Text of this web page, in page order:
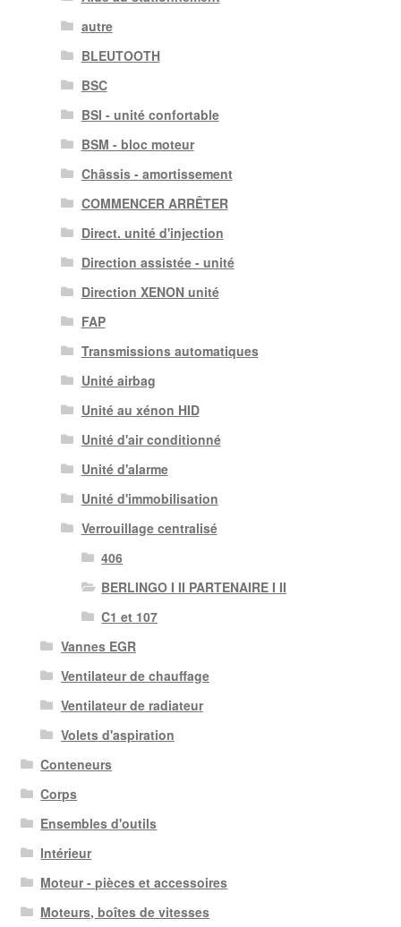
autre
BLEUTOOTH
BSC
BSI - unité confortable
BSM - bloc moteur
Châssis - amortissement
COMMENCER ARRÊTER
Direct. unité d'injection
Direction assistée - unité
Direction XENON unité
FAP
Transmissions automatiques
Unité airbag
Unité au xénon HID
Unité d'air conditionné
Unité d'alarme
Unité d'immobilisation
Verrouillage centralisé
406
BERLINGO I II PARTENAIRE I II
C1 et 107
Vannes EGR
Ventilateur de chauffage
Ventilateur de radiateur
Volets d'aspiration
Conteneurs
Corps
Ensembles d'outils
Intérieur
Moteur - pièces et accessoires
Moteurs, boîtes de vitesses